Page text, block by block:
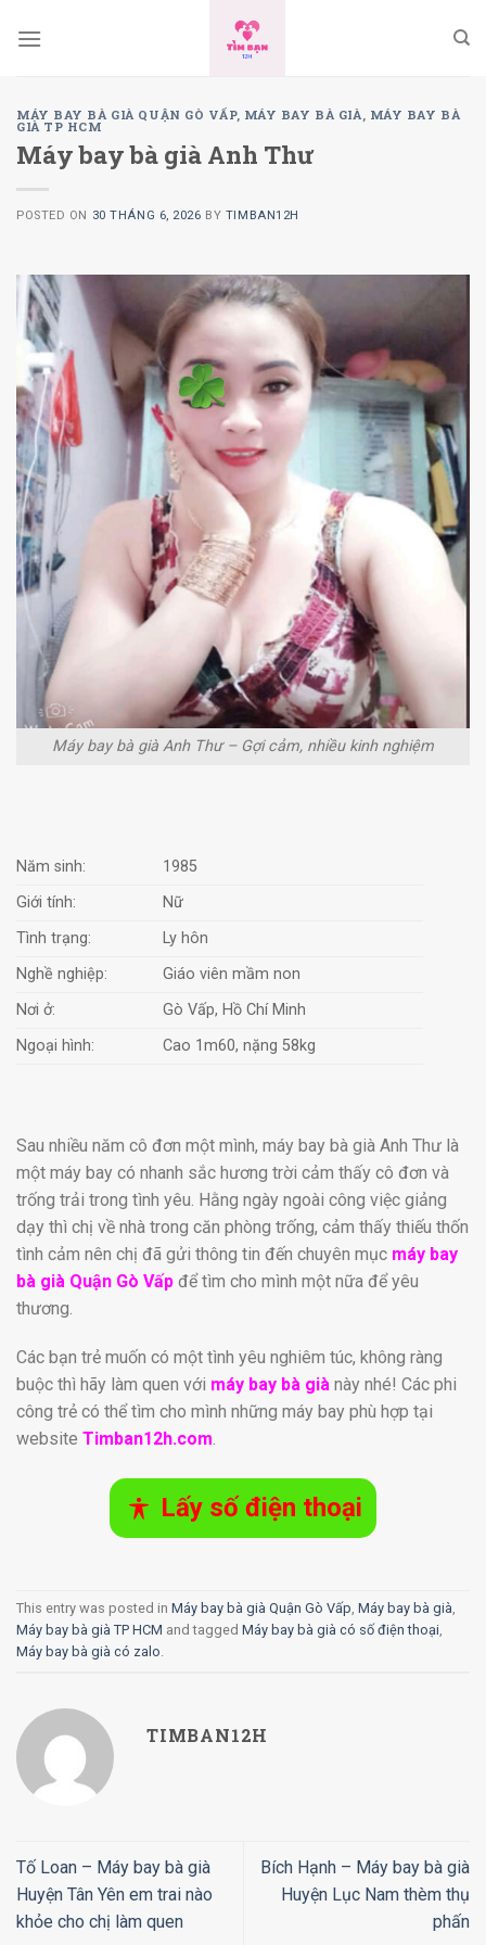
MÁY BAY BÀ GIÀ QUẬN GÒ VẤP, MÁY BAY BÀ GIÀ, MÁY BAY BÀ
GIÀ TP HCM
Máy bay bà già Anh Thư
POSTED ON 30 THÁNG 6, 2026 BY TIMBAN12H
Máy bay bà già Anh Thư – Gợi cảm, nhiều kinh nghiệm
Năm sinh:
1985
Giới tính:
Nữ
Tình trạng:
Ly hôn
Nghề nghiệp:
Giáo viên mầm non
Nơi ở:
Gò Vấp, Hồ Chí Minh
Ngoại hình:
Cao 1m60, nặng 58kg
Sau nhiều năm cô đơn một mình, máy bay bà già Anh Thư là
một máy bay có nhanh sắc hương trời cảm thấy cô đơn và
trống trải trong tình yêu. Hằng ngày ngoài công việc giảng
dạy thì chị về nhà trong căn phòng trống, cảm thấy thiếu thốn
tình cảm nên chị đã gửi thông tin đến chuyên mục máy bay
bà già Quận Gò Vấp để tìm cho mình một nữa để yêu
thương.
Các bạn trẻ muốn có một tình yêu nghiêm túc, không ràng
buộc thì hãy làm quen với máy bay bà già này nhé! Các phi
công trẻ có thể tìm cho mình những máy bay phù hợp tại
website Timban12h.com.
Lấy số điện thoại
This entry was posted in Máy bay bà già Quận Gò Vấp, Máy bay bà già,
Máy bay bà già TP HCM and tagged Máy bay bà già có số điện thoại,
Máy bay bà già có zalo.
TIMBAN12H
Tố Loan – Máy bay bà già
Huyện Tân Yên em trai nào
khỏe cho chị làm quen
Bích Hạnh – Máy bay bà già
Huyện Lục Nam thèm thụ
phấn